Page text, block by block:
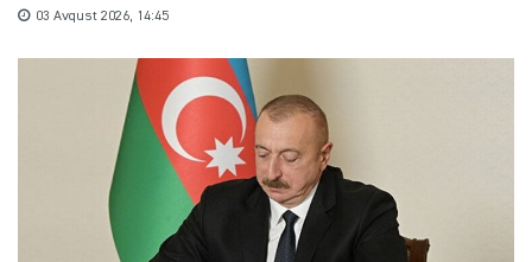
03 Avqust 2026, 14:45